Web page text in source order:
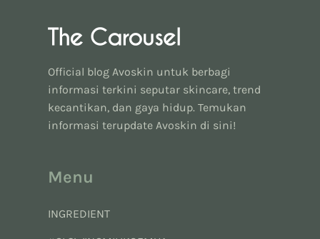
Official blog Avoskin untuk berbagi
informasi terkini seputar skincare, trend
kecantikan, dan gaya hidup. Temukan
informasi terupdate Avoskin di sini!
Menu
INGREDIENT